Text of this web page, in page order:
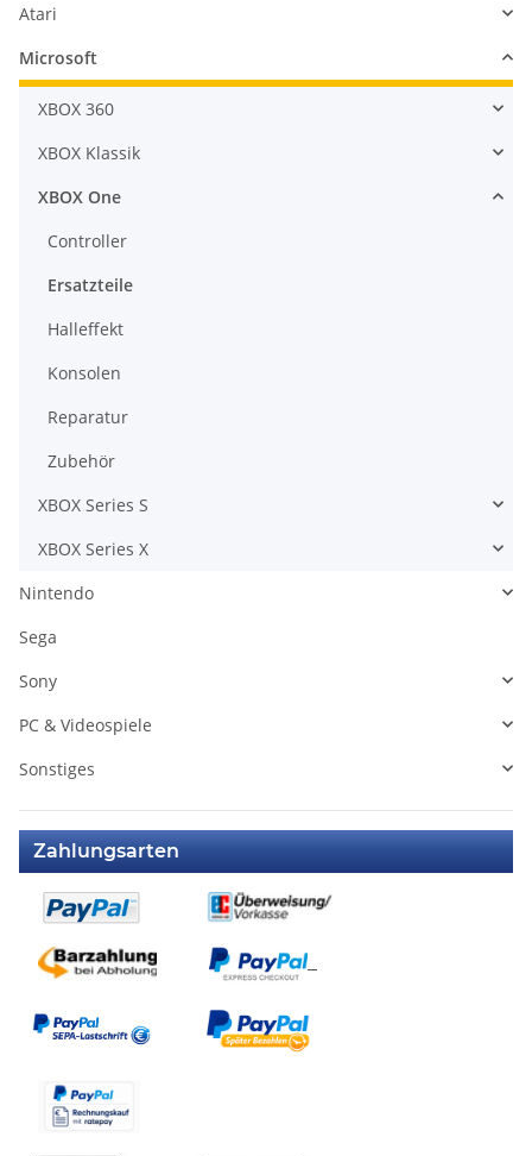
Atari
Microsoft
XBOX 360
XBOX Klassik
XBOX One
Controller
Ersatzteile
Halleffekt
Konsolen
Reparatur
Zubehör
XBOX Series S
XBOX Series X
Nintendo
Sega
Sony
PC & Videospiele
Sonstiges
Zahlungsarten